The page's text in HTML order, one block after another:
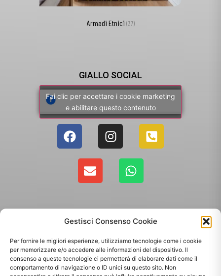
Gestisci Consenso Cookie
Per fornire le migliori esperienze, utilizziamo tecnologie come i cookie
per memorizzare e/o accedere alle informazioni del dispositivo. Il
consenso a queste tecnologie ci permetterà di elaborare dati come il
comportamento di navigazione o ID unici su questo sito. Non
Armadi Etnici (37)
GIALLO SOCIAL
Fai clic per accettare i cookie marketing
e abilitare questo contenuto